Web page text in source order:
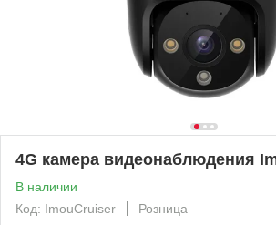
4G камера видеонаблюдения
В наличии
Код: ImouCruiser
Розница